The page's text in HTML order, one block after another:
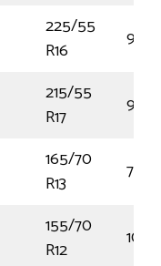
225/55
R16
99H
215/55
R17
98H
165/70
R13
79T
155/70
R12
104N